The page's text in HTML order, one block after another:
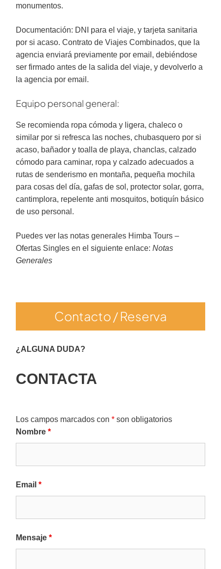
monumentos.
Documentación: DNI para el viaje, y tarjeta sanitaria
por si acaso. Contrato de Viajes Combinados, que la
agencia enviará previamente por email, debiéndose
ser firmado antes de la salida del viaje, y devolverlo a
la agencia por email.
Equipo personal general:
Se recomienda ropa cómoda y ligera, chaleco o
similar por si refresca las noches, chubasquero por si
acaso, bañador y toalla de playa, chanclas, calzado
cómodo para caminar, ropa y calzado adecuados a
rutas de senderismo en montaña, pequeña mochila
para cosas del día, gafas de sol, protector solar, gorra,
cantimplora, repelente anti mosquitos, botiquín básico
de uso personal.
Puedes ver las notas generales Himba Tours –
Ofertas Singles en el siguiente enlace: Notas
Generales
Contacto / Reserva
¿ALGUNA DUDA?
CONTACTA
Los campos marcados con * son obligatorios
Nombre *
Email *
Mensaje *